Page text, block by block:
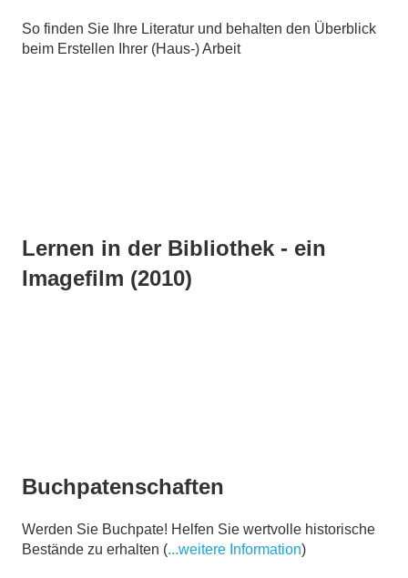
So finden Sie Ihre Literatur und behalten den Überblick
beim Erstellen Ihrer (Haus-) Arbeit
Lernen in der Bibliothek - ein
Imagefilm (2010)
Buchpatenschaften
Werden Sie Buchpate! Helfen Sie wertvolle historische
Bestände zu erhalten (...weitere Information)